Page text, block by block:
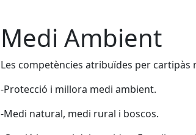
Medi Ambient
Les competències atribuïdes per cartipàs
-Protecció i millora medi ambient.
-Medi natural, medi rural i boscos.